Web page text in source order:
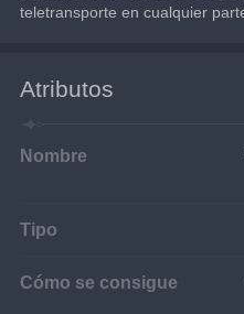
teletransporte en cualquier
Atributos
Nombre
Tipo
Cómo se consigue